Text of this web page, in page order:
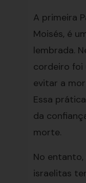
A primeira
Moisés, é
lembrada.
cordeiro foi
evitar a
Essa
da
morte.
No entanto,
israelitas